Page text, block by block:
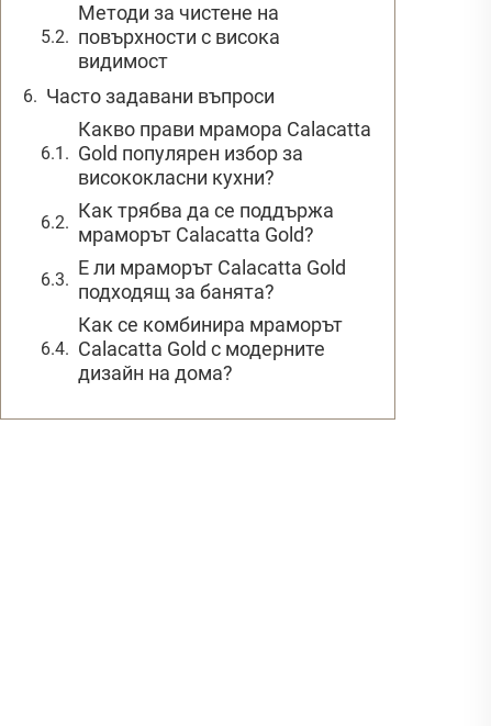
Методи за чистене на
повърхности с висока
видимост
Часто задавани въпроси
Какво прави мрамора Calacatta
Gold популярен избор за
висококласни кухни?
Как трябва да се поддържа
мраморът Calacatta Gold?
Е ли мраморът Calacatta Gold
подходящ за банята?
Как се комбинира мраморът
Calacatta Gold с модерните
дизайн на дома?